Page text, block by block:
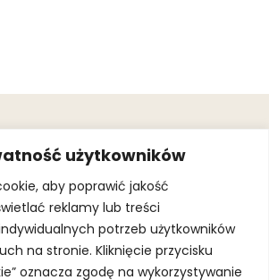
użytkowników
aby poprawić jakość
reklamy lub treści
potrzeb użytkowników
na stronie. Kliknięcie przycisku
oznacza zgodę na wykorzystywanie
JOIN OUR
MAILING
By subscribing,
you agree to
ourTerms of
UseandPrivacy
.
.